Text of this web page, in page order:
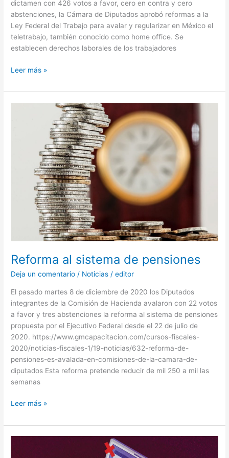
dictamen con 426 votos a favor, cero en contra y cero
abstenciones, la Cámara de Diputados aprobó reformas a la
Ley Federal del Trabajo para avalar y regularizar en México el
teletrabajo, también conocido como home office. Se
establecen derechos laborales de los trabajadores
Leer más »
Reforma al sistema de pensiones
Deja un comentario / Noticias /editor
El pasado martes 8 de diciembre de 2020 los Diputados
integrantes de la Comisión de Hacienda avalaron con 22 votos
a favor y tres abstenciones la reforma al sistema de pensiones
propuesta por el Ejecutivo Federal desde el 22 de julio de
2020. https://www.gmcapacitacion.com/cursos-fiscales-
2020/noticias-fiscales-1/19-noticias/632-reforma-de-
pensiones-es-avalada-en-comisiones-de-la-camara-de-
diputados Esta reforma pretende reducir de mil 250 a mil las
semanas
pensiones
Leer más »